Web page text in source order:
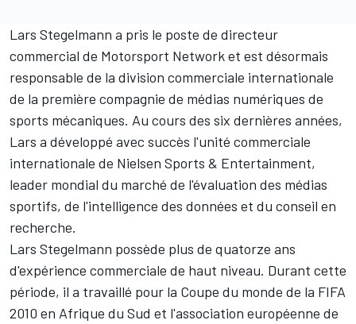
Lars Stegelmann a pris le poste de directeur
commercial de Motorsport Networket est désormais
responsable de la division commerciale internationale
de la première compagnie de médias numériques de
sports mécaniques. Au cours des six dernières années,
Lars a développé avec succès l'unité commerciale
internationale de Nielsen Sports & Entertainment,
leader mondial du marché de l'évaluation des médias
sportifs, de l'intelligence des données et du conseil en
recherche.
Lars Stegelmann possède plus de quatorze ans
d'expérience commerciale de haut niveau. Durant cette
période, il a travaillé pour la Coupe du monde de la FIFA
2010 en Afrique du Sud et l'association européenne de